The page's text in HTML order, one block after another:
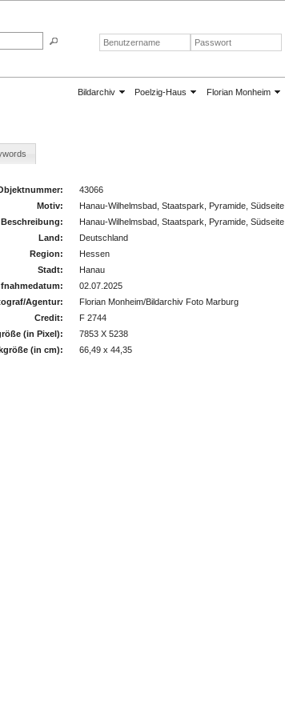
Bildarchiv Poelzig-Haus Florian Monheim
43066
Motiv:
Hanau-Wilhelmsbad, Staatspark, Pyramide, Südseite
Beschreibung:
Hanau-Wilhelmsbad, Staatspark, Pyramide, Südseite
Land:
Deutschland
Region:
Hessen
Stadt:
Hanau
02.07.2025
Agentur:
Florian Monheim/Bildarchiv Foto Marburg
Credit:
F 2744
(in Pixel):
7853 X 5238
(in cm):
66,49 x 44,35